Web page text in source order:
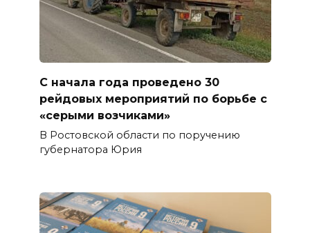
С начала года проведено 30
рейдовых мероприятий по борьбе с
«серыми возчиками»
В Ростовской области по поручению
губернатора Юрия